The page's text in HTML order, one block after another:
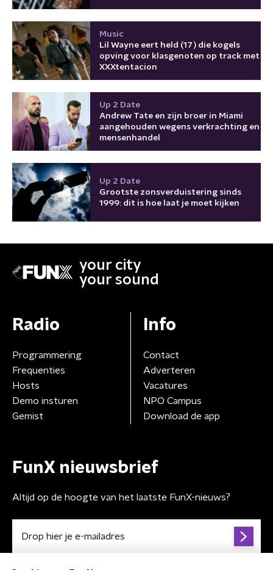
Music
Lil Wayne eert held (17) die kogels
opving voor klasgenoten op track met
XXXtentacion
Up 2 Date
Andrew Tate en zijn broer in Miami
aangehouden wegens verkrachting en
mensenhandel
Up 2 Date
Grootste zonsverduistering sinds
1999: dit is hoe laat je moet kijken
your city
your sound
Radio
Programmering
Frequenties
Hosts
Demo insturen
Gemist
Info
Contact
Adverteren
Vacatures
NPO Campus
Download de app
FunX nieuwsbrief
Altijd op de hoogte van het laatste FunX-nieuws?